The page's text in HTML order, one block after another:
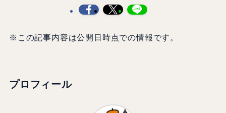
※この記事内容は公開日時点での情報です。
プロフィール